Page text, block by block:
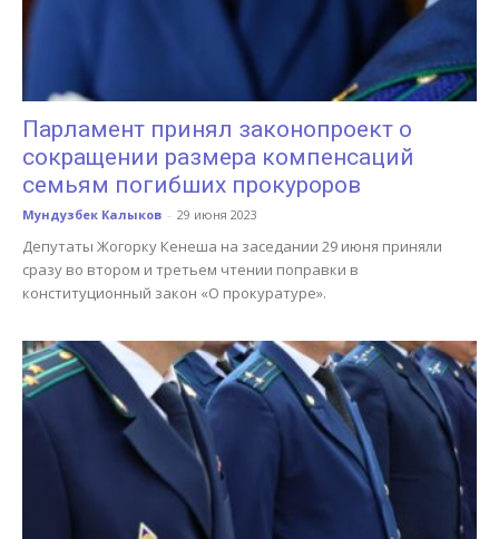
Парламент принял законопроект о
сокращении размера компенсаций
семьям погибших прокуроров
Мундузбек Калыков - 29 июня 2023
Депутаты Жогорку Кенеша на заседании 29 июня приняли
сразу во втором и третьем чтении поправки в
конституционный закон «О прокуратуре».